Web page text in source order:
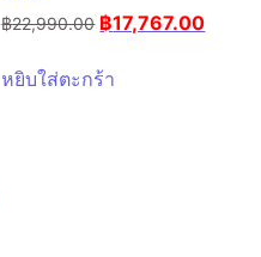
฿22,990.00 ฿17,767.00
หยิบใส่ตะกร้า